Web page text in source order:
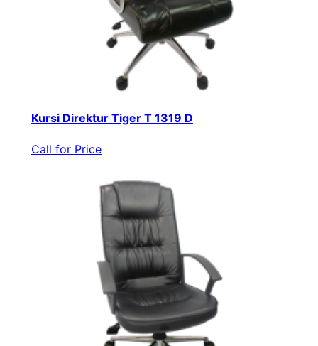
Kursi Direktur Tiger T 1319 D
Call for Price